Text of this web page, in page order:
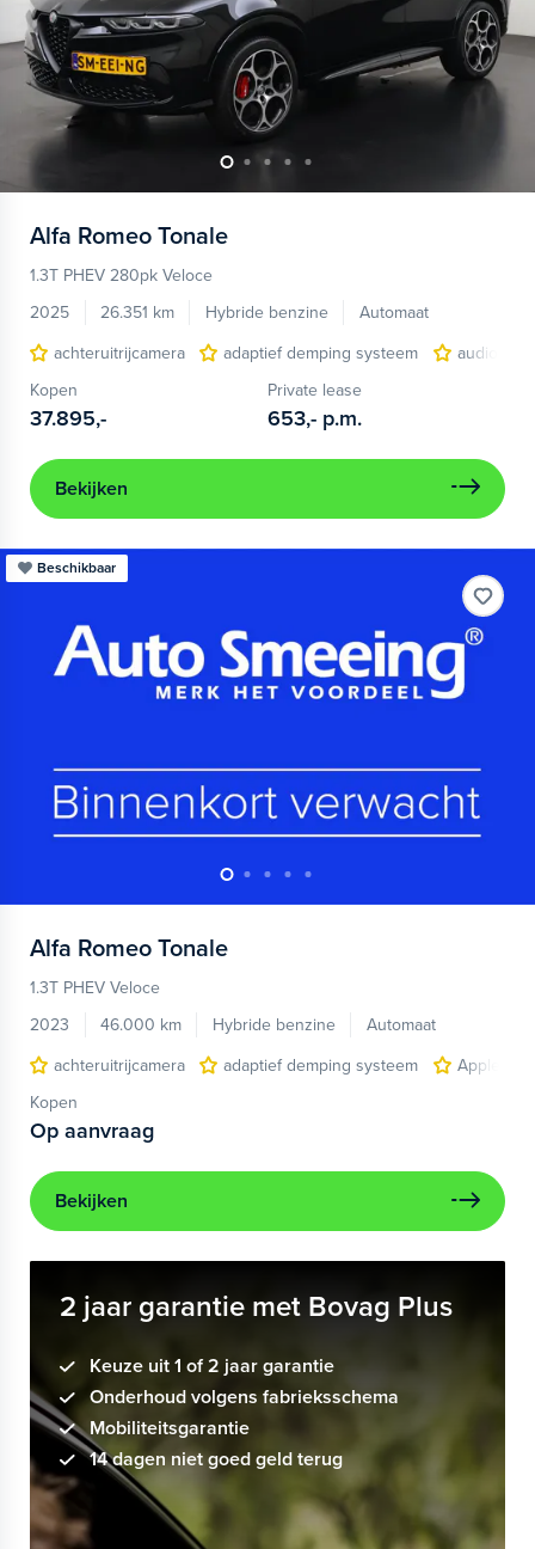
Alfa Romeo Tonale
1.3T PHEV 280pk Veloce
2025
26.351 km Hybride benzine
Automaat
achteruitrijcamera
adaptief demping systeem
audio
Kopen
37.895,-
Private lease
653,- p.m.
Bekijken
Beschikbaar
Alfa Romeo Tonale
1.3T PHEV Veloce
2023
46.000 km Hybride benzine
Automaat
achteruitrijcamera
adaptief demping systeem
Apple
Kopen
Op aanvraag
Bekijken
2 jaar garantie met Bovag Plus
Keuze uit 1 of 2 jaar garantie
Onderhoud volgens fabrieksschema
Mobiliteitsgarantie
14 dagen niet goed geld terug